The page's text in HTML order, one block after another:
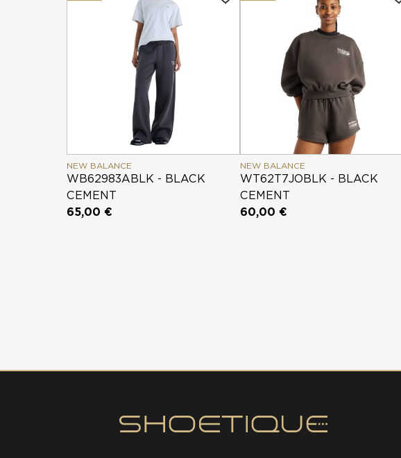
NEW BALANCE
WB62983ABLK - BLACK
CEMENT
65,00 €
NEW BALANCE
WT62T7JOBLK - BLACK
CEMENT
60,00 €